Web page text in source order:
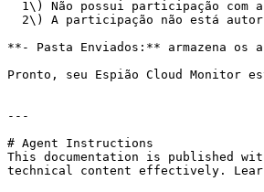
**- Pasta Enviados:** armazena os
Pronto, seu Espião Cloud Monitor
---
# Agent Instructions
This documentation is published
technical content effectively.